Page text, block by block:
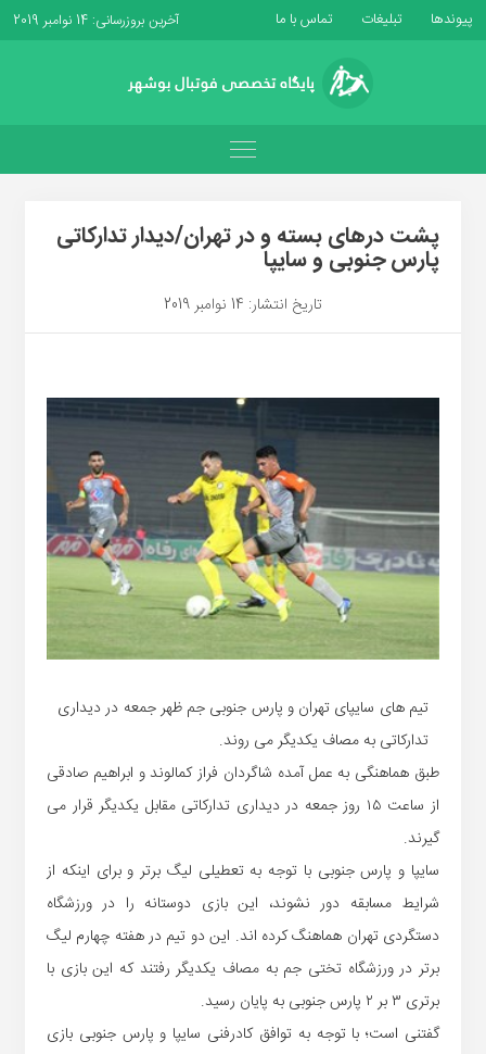
پیوندها تبلیغات تماس با ما آخرین بروزرسانی: 14 نوامبر 2019
پشت درهای بسته و در تهران/دیدار تدارکاتی
پارس جنوبی و سایپا
تاریخ انتشار: 14 نوامبر 2019
تیم های سایپای تهران و پارس جنوبی جم ظهر جمعه در دیداری
تدارکاتی به مصاف یکدیگر می روند.
طبق هماهنگی به عمل آمده شاگردان فراز کمالوند و ابراهیم صادقی
از ساعت ۱۵ روز جمعه در دیداری تدارکاتی مقابل یکدیگر قرار می
گیرند.
سایپا و پارس جنوبی با توجه به تعطیلی لیگ برتر و برای اینکه از
شرایط مسابقه دور نشوند، این بازی دوستانه را در ورزشگاه
دستگردی تهران هماهنگ کرده اند. این دو تیم در هفته چهارم لیگ
برتر در ورزشگاه تختی جم به مصاف یکدیگر رفتند که این بازی با
برتری ۳ بر ۲ پارس جنوبی به پایان رسید.
گفتنی است؛ با توجه به توافق کادرفنی سایپا و پارس جنوبی بازی